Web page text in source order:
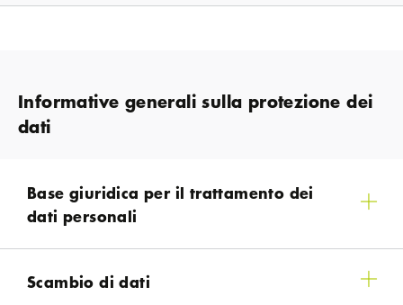
Informative generali sulla protezione dei
dati
Base giuridica per il trattamento dei
dati personali
Scambio di dati